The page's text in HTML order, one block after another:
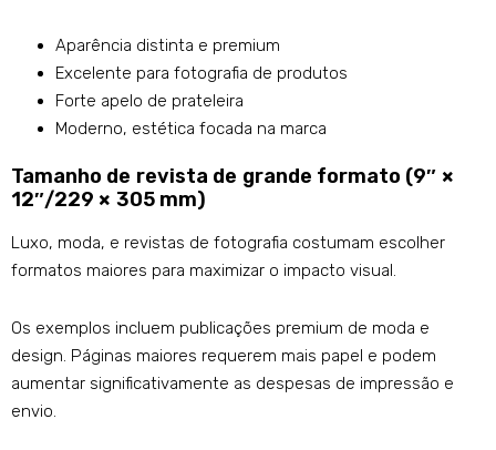
Aparência distinta e premium
Excelente para fotografia de produtos
Forte apelo de prateleira
Moderno, estética focada na marca
Tamanho de revista de grande formato (9″ ×
12″/229 × 305 mm)
Luxo, moda, e revistas de fotografia costumam escolher
formatos maiores para maximizar o impacto visual.
Os exemplos incluem publicações premium de moda e
design. Páginas maiores requerem mais papel e podem
aumentar significativamente as despesas de impressão e
envio.